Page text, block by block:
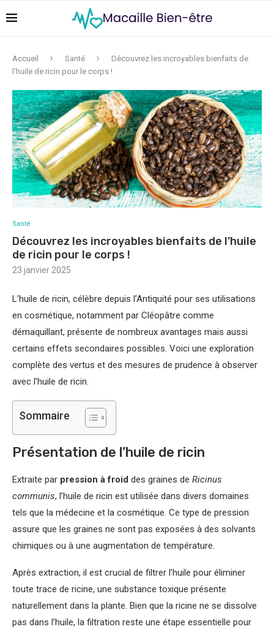
Accueil Santé
Découvrez les incroyables bienfaits de
l’huile de ricin pour le corps !
Santé
Découvrez les incroyables bienfaits de l’huile
de ricin pour le corps !
23 janvier 2025
L’huile de ricin, célèbre depuis l’Antiquité pour ses utilisations
en cosmétique, notamment par Cléopâtre comme
démaquillant, présente de nombreux avantages mais aussi
certains effets secondaires possibles. Voici une exploration
complète des vertus et des mesures de prudence à observer
avec l’huile de ricin.
Sommaire
Présentation de l’huile de ricin
Extraite par pression à froid des graines de Ricinus
communis, l’huile de ricin est utilisée dans divers domaines
tels que la médecine et la cosmétique. Ce type de pression
assure que les graines ne sont pas exposées à des solvants
chimiques ou à une augmentation de température.
Après extraction, il est crucial de filtrer l’huile pour éliminer
toute trace de ricine, une substance toxique présente
naturellement dans la plante. Bien que la ricine ne se dissolve
pas dans l’huile, la filtration reste une étape essentielle pour